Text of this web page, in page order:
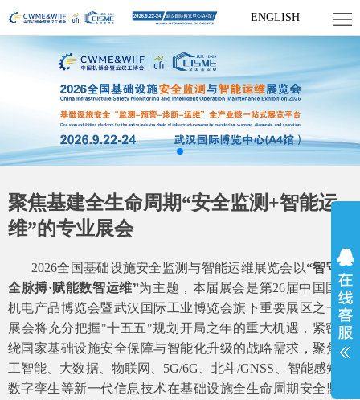
ENGLISH
首
况
参
观
上
展
厅
新
闻
资
资
料
载
联
我
们
聚焦基建全生命周期“安全监测+智能运
维”的专业展会
2026全国基础设施安全监测与智能运维展览会以“智守安
全脉搏·赋能数智运维”为主题，本届展会是第26届中国国际
机电产品博览会暨武汉国际工业博览会旗下重要展区之一，
展会将充分把握"十五五"规划开局之年的重大机遇，紧密围
绕国家基础设施安全保障与智能化升级的战略需求，聚焦人
工智能、大数据、物联网、5G/6G、北斗/GNSS、智能感知、
数字孪生等新一代信息技术在基础设施全生命周期安全监测